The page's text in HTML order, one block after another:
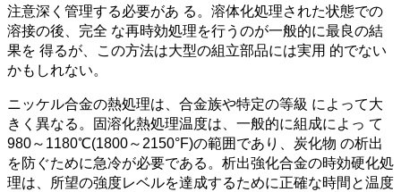
注意深く管理する必要があ る。溶体化処理された状態での
溶接の後、完全 な再時効処理を行うのが一般的に最良の結
果を 得るが、この方法は大型の組立部品には実用 的でない
かもしれない。
ニッケル合金の熱処理は、合金族や特定の等級 によって大
きく異なる。固溶化熱処理温度は、一般的に組成によっ て
980～1180℃(1800～2150°F)の範囲であり、炭化物 の析出
を防ぐために急冷が必要である。析出強化合金の時効硬化処
理は、所望の強度レベルを達成するために正確な時間と温度